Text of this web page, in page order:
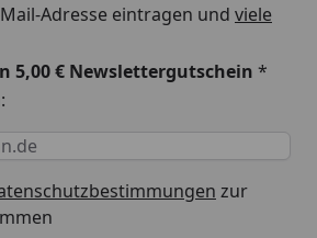
Adresse eintragen und viele
5,00 € Newslettergutschein *
zur